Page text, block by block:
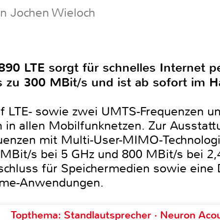
Jochen Wieloch
LTE sorgt für schnelles Internet
zu 300 MBit/s und ist ab sofort im
sowie zwei UMTS-Frequenzen
allen Mobilfunknetzen. Zur
mit Multi-User-MIMO-
s bei 5 GHz und 800 MBit/s bei
für Speichermedien sowie eine
Anwendungen.
Topthema: Standlautsprecher · Neuron